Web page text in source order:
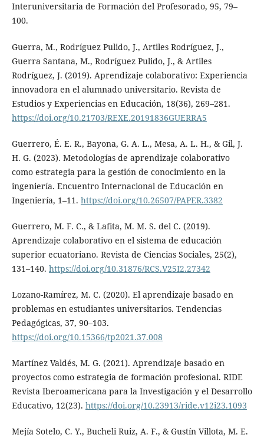
Interuniversitaria de Formación del Profesorado, 95, 79–
100.
Guerra, M., Rodríguez Pulido, J., Artiles Rodríguez, J.,
Guerra Santana, M., Rodríguez Pulido, J., & Artiles
Rodríguez, J. (2019). Aprendizaje colaborativo: Experiencia
innovadora en el alumnado universitario. Revista de
Estudios y Experiencias en Educación, 18(36), 269–281.
https://doi.org/10.21703/REXE.20191836GUERRA5
Guerrero, É. E. R., Bayona, G. A. L., Mesa, A. L. H., & Gil, J.
H. G. (2023). Metodologías de aprendizaje colaborativo
como estrategia para la gestión de conocimiento en la
ingeniería. Encuentro Internacional de Educación en
Ingeniería, 1–11. https://doi.org/10.26507/PAPER.3382
Guerrero, M. F. C., & Lafita, M. M. S. del C. (2019).
Aprendizaje colaborativo en el sistema de educación
superior ecuatoriano. Revista de Ciencias Sociales, 25(2),
131–140. https://doi.org/10.31876/RCS.V25I2.27342
Lozano-Ramírez, M. C. (2020). El aprendizaje basado en
problemas en estudiantes universitarios. Tendencias
Pedagógicas, 37, 90–103.
https://doi.org/10.15366/tp2021.37.008
Martínez Valdés, M. G. (2021). Aprendizaje basado en
proyectos como estrategia de formación profesional. RIDE
Revista Iberoamericana para la Investigación y el Desarrollo
Educativo, 12(23). https://doi.org/10.23913/ride.v12i23.1093
Mejía Sotelo, C. Y., Bucheli Ruiz, A. F., & Gustín Villota, M. E.